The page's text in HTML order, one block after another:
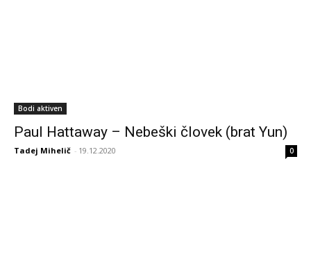
Bodi aktiven
Paul Hattaway – Nebeški človek (brat Yun)
Tadej Mihelič - 19.12.2020 0